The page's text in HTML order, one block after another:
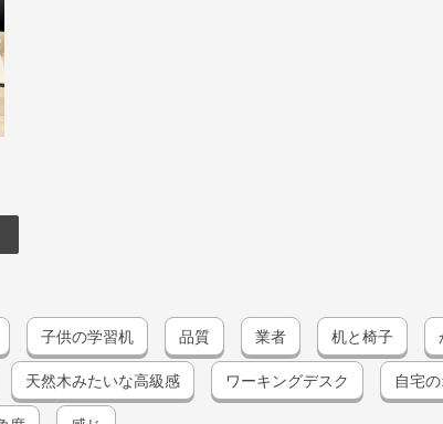
子供の学習机 品質 業者 机と椅子
天然木みたいな高級感 ワーキングデスク 自宅